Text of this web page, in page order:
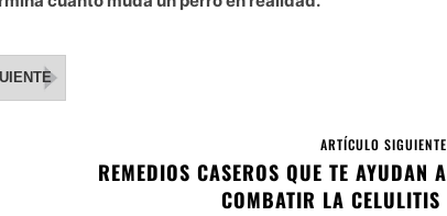
ARTÍCULO SIGUIENTE
REMEDIOS CASEROS QUE TE AYUDAN A
COMBATIR LA CELULITIS